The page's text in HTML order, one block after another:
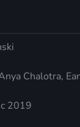
Chalotra,
2019